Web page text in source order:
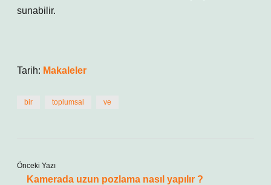
sunabilir.
Tarih: Makaleler
bir toplumsal ve
Önceki Yazı
Kamerada uzun pozlama nasıl yapılır ?